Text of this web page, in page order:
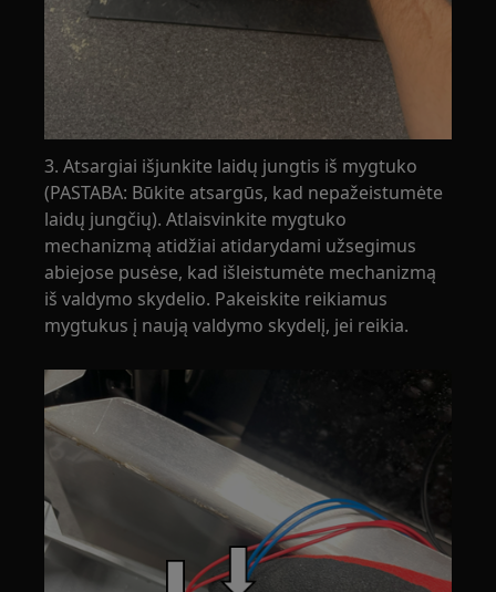
3. Atsargiai išjunkite laidų jungtis iš mygtuko
(PASTABA: Būkite atsargūs, kad nepažeistumėte
laidų jungčių). Atlaisvinkite mygtuko
mechanizmą atidžiai atidarydami užsegimus
abiejose pusėse, kad išleistumėte mechanizmą
iš valdymo skydelio. Pakeiskite reikiamus
mygtukus į naują valdymo skydelį, jei reikia.